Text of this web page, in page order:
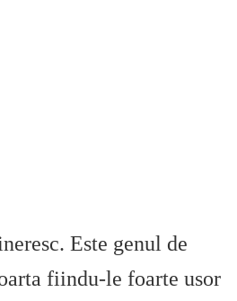
Este genul de
fiindu-le foarte usor